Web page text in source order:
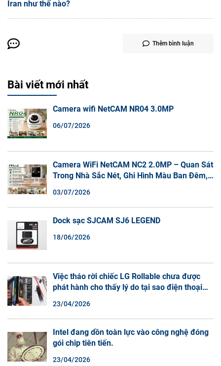
Iran như thế nào?
Thêm bình luận
Bài viết mới nhất
Camera wifi NetCAM NR04 3.0MP
06/07/2026
Camera WiFi NetCAM NC2 2.0MP – Quan Sát
Trong Nhà Sắc Nét, Ghi Hình Màu Ban Đêm,
03/07/2026
Dock sạc SJCAM SJ6 LEGEND
18/06/2026
Việc tháo rời chiếc LG Rollable chưa được
phát hành cho thấy lý do tại sao điện thoại
23/04/2026
Intel đang dồn toàn lực vào công nghệ đóng
gói chip tiên tiến.
23/04/2026